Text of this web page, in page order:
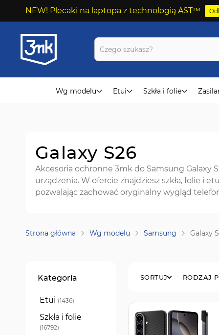
NEW! Plecaki na laptopa z technologią AST™
Przejdź
do
treści
Wg modelu Etui Szkła i folie
Galaxy S26
Akcesoria ochronne 3mk do Samsung Galaxy
urządzenia. W ofercie znajdziesz szkła, folie i
pozwalając zachować oryginalny wygląd
Strona główna Wg modelu Samsung Galaxy
RODZAJ
SORTUJ
Kategoria
Etui 1436
produkty
Szkła i folie
16792
produkty